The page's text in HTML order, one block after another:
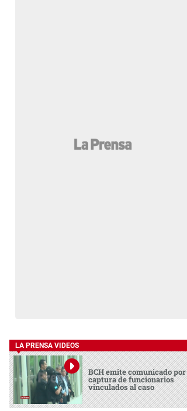
LA PRENSA VIDEOS
BCH emite comunicado por
captura de funcionarios
vinculados al caso